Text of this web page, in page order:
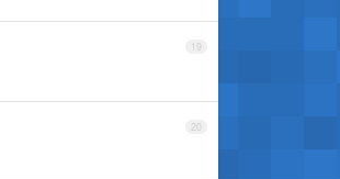
19
20